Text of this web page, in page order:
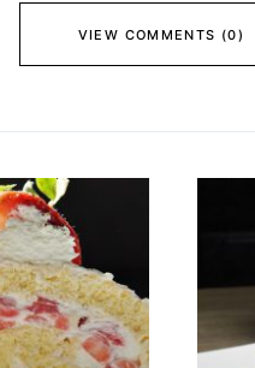
VIEW COMMENTS (0)